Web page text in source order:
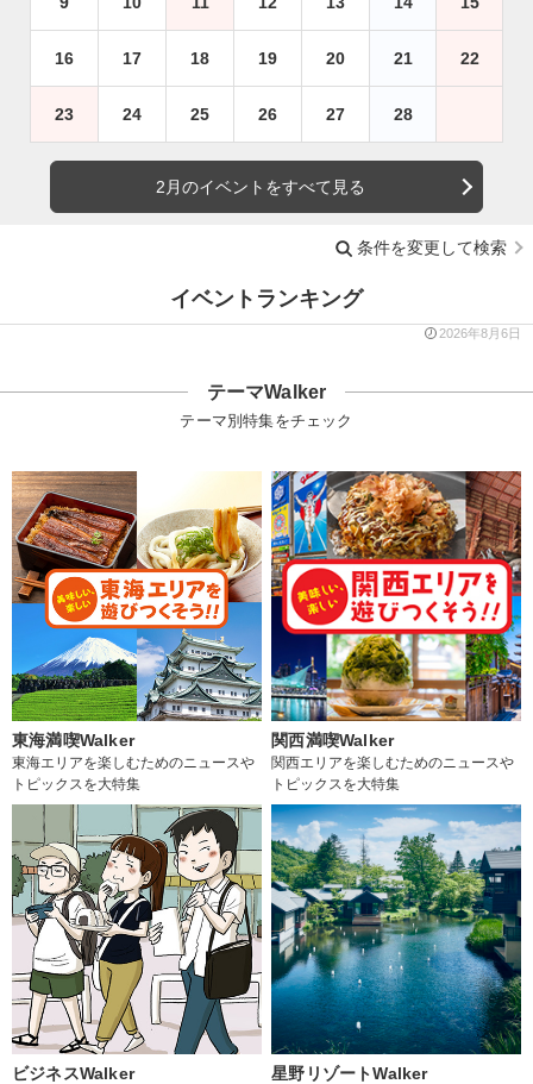
16 17 18 19 20 21 22
23 24 25 26 27 28
2月のイベントをすべて見る
条件を変更して検索
イベントランキング
2026年8月6日
テーマWalker
テーマ別特集をチェック
東海満喫Walker
東海エリアを楽しむためのニュースや
トピックスを大特集
関西満喫Walker
関西エリアを楽しむためのニュースや
トピックスを大特集
ビジネスWalker 星野リゾートWalker